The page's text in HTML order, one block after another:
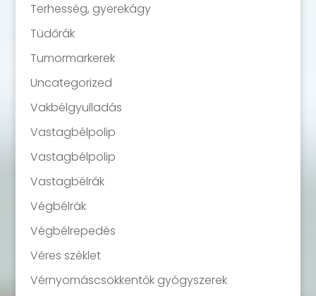
Terhesség, gyerekágy
Tüdőrák
Tumormarkerek
Uncategorized
Vakbélgyulladás
Vastagbélpolip
Vastagbélpolip
Vastagbélrák
Végbélrák
Végbélrepedés
Véres széklet
Vérnyomáscsökkentők gyógyszerek